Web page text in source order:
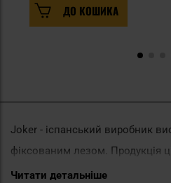
ДО КОШИКА
Читати детальніше
Joker - іспанський виробник
фіксованим лезом. Продукція
характеризується винятковою